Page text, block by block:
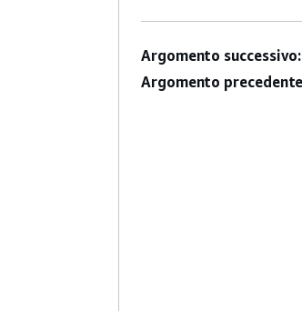
Argomento successivo:
Argomento